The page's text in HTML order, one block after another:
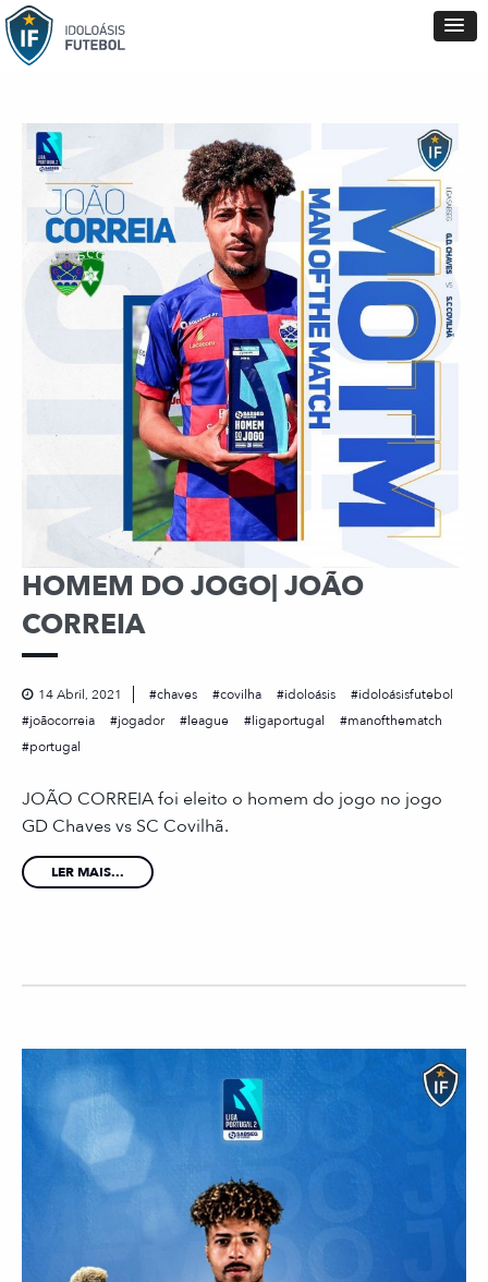
HOMEM DO JOGO| JOÃO
CORREIA
14 Abril, 2021 chaves covilha idoloásis
idoloásisfutebol
joãocorreia
jogador league ligaportugal
manofthematch
portugal
JOÃO CORREIA foi eleito o homem do jogo no jogo
GD Chaves vs SC Covilhã.
LER MAIS...